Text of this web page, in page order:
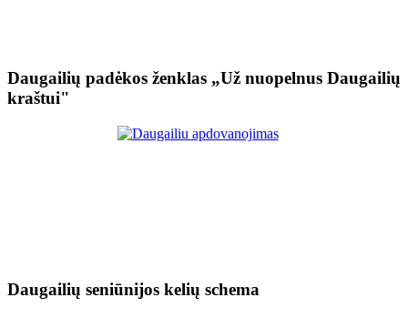
Daugailių padėkos ženklas „Už nuopelnus Daugailių
kraštui"
Daugailių seniūnijos kelių schema